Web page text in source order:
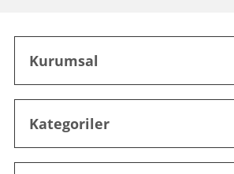
Kurumsal
Kategoriler